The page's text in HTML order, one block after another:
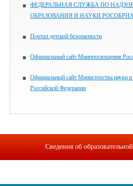
ФЕДЕРАЛЬНАЯ СЛУЖБА ПО
ОБРАЗОВАНИЯ И НАУКИ
Портал детской безопасности
Официальный сайт Минпросвещения
Официальный сайт Министерства науки
Российской Федерации
Сведения об